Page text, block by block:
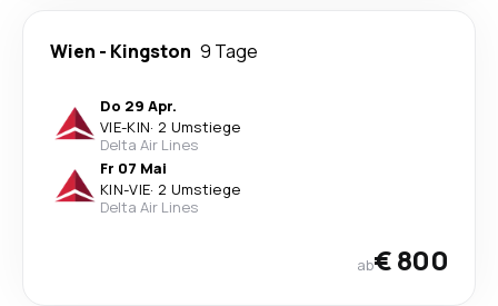
Wien - Kingston 9 Tage
Do 29 Apr.
VIE-KIN· 2 Umstiege
Delta Air Lines
Fr 07 Mai
KIN-VIE· 2 Umstiege
Delta Air Lines
ab€ 800